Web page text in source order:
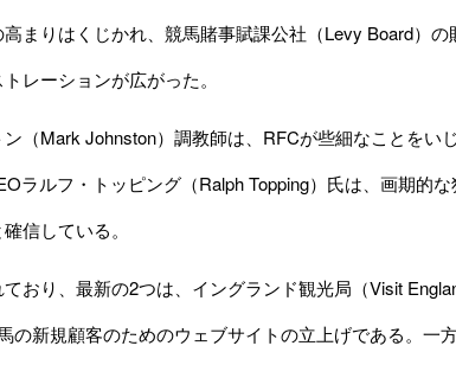
まりはくじかれ、競馬賭事賦課公社（Levy Board）の
レーションが広がった。
（Mark Johnston）調教師は、RFCが些細なことをい
ラルフ・トッピング（Ralph Topping）氏は、画期的
信している。
おり、最新の2つは、イングランド観光局（Visit
の新規顧客のためのウェブサイトの立上げである。一